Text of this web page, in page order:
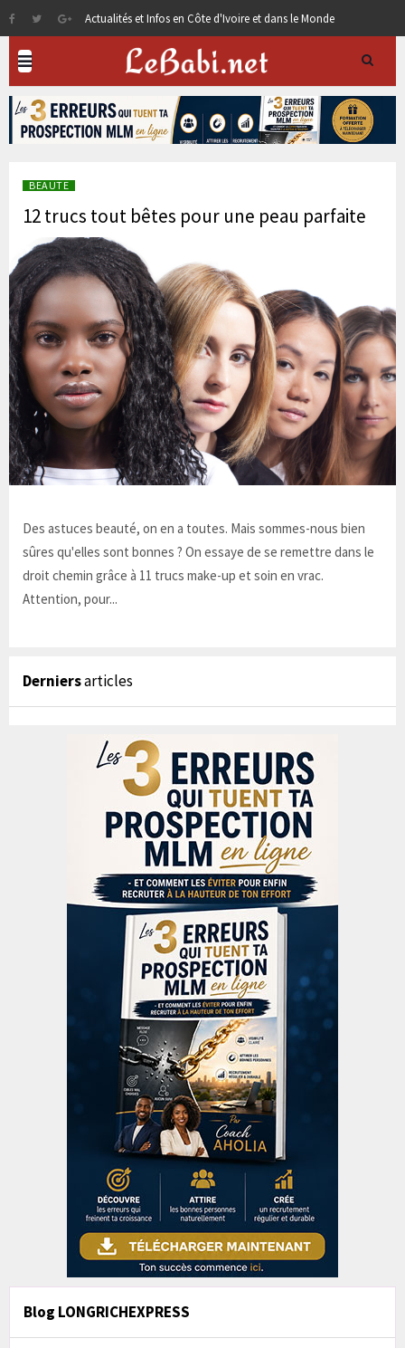
Actualités et Infos en Côte d'Ivoire et dans le Monde
BEAUTE
12 trucs tout bêtes pour une peau parfaite
Des astuces beauté, on en a toutes. Mais sommes-nous bien
sûres qu'elles sont bonnes ? On essaye de se remettre dans le
droit chemin grâce à 11 trucs make-up et soin en vrac.
Attention, pour...
Derniersarticles
Blog LONGRICHEXPRESS